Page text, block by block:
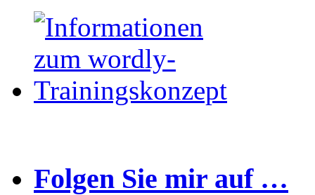
Folgen Sie mir auf …